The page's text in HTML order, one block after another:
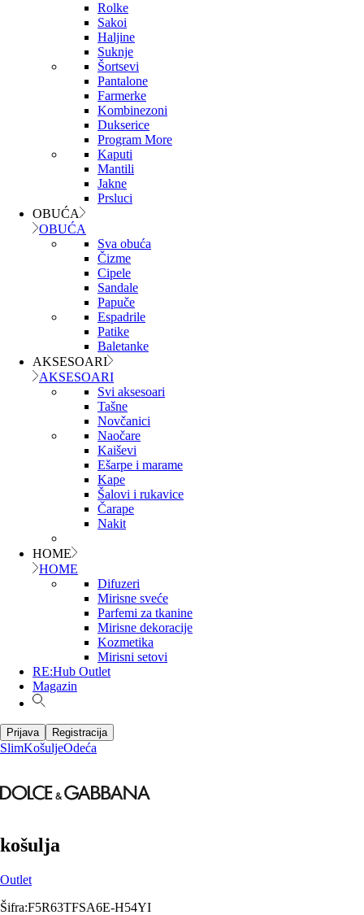
Rolke
Sakoi
Haljine
Suknje
Šortsevi
Pantalone
Farmerke
Kombinezoni
Dukserice
Program More
Kaputi
Mantili
Jakne
Prsluci
OBUĆA
OBUĆA
Sva obuća
Čizme
Cipele
Sandale
Papuče
Espadrile
Patike
Baletanke
AKSESOARI
AKSESOARI
Svi aksesoari
Tašne
Novčanici
Naočare
Kaiševi
Ešarpe i marame
Kape
Šalovi i rukavice
Čarape
Nakit
HOME
HOME
Difuzeri
Mirisne sveće
Parfemi za tkanine
Mirisne dekoracije
Kozmetika
Mirisni setovi
RE:Hub Outlet
Magazin
Prijava Registracija
SlimKošuljeOdeća
košulja
Outlet
Šifra:F5R63TFSA6E-H54YI